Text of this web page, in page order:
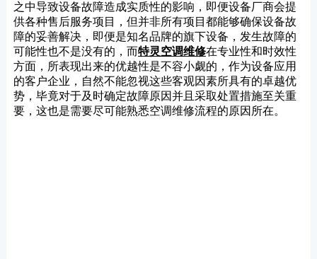
之中导致设备故障造成实质性的影响，即便设备厂商会提
供各种售后服务项目，但并非所有项目都能够确保设备故
障的妥善解决，即便是知名品牌的旗下设备，发生故障的
可能性也不是没有的，而特灵空调维修在专业性和时效性
方面，所表现出来的优越性是不容小觑的，作为设备应用
的客户企业，自然不能忽视这些客观因素所具有的卓越优
势，毕竟对于及时确定故障原因并且采取处置措施至关重
要，这也是需要尽可能熟悉空调维修流程的原因所在。